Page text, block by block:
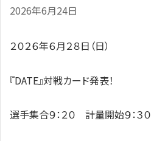
2026年6月24日
２０２６年６月２８日（日）
『DATE』対戦カード発表！
選手集合９：２０ 計量開始９：３０